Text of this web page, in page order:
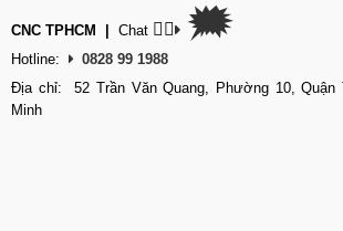
CNC TPHCM | Chat 👉🏽 🗯
Hotline:
0828 99 1988
Địa chỉ: 52 Trần Văn Quang, Phường 10, Quận
Minh